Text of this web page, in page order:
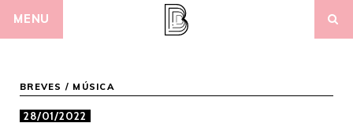
MENU
BREVES / MÚSICA
28/01/2022